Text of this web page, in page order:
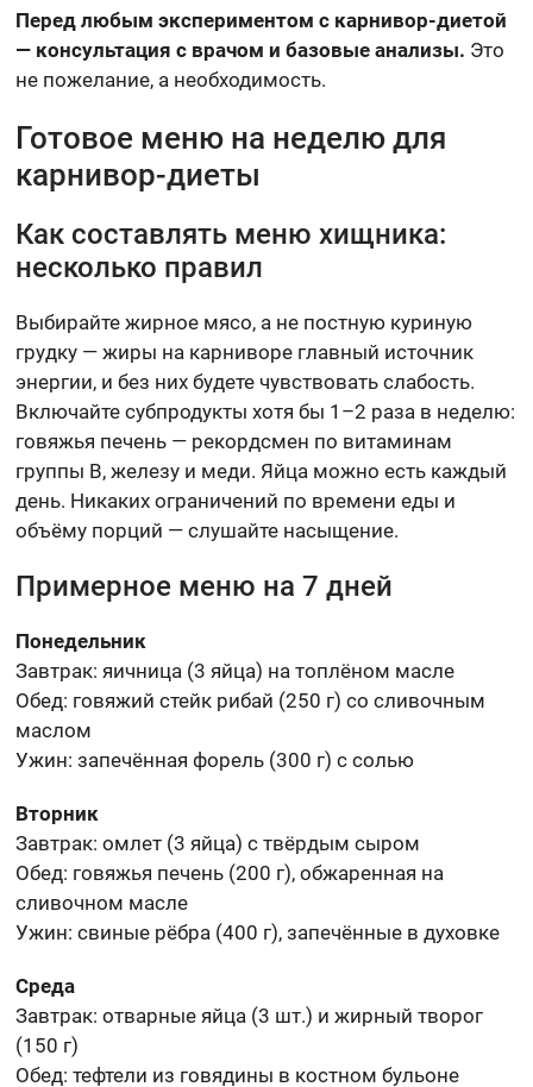
Перед любым экспериментом с карнивор-диетой
— консультация с врачом и базовые анализы. Это
не пожелание, а необходимость.
Готовое меню на неделю для
карнивор-диеты
Как составлять меню хищника:
несколько правил
Выбирайте жирное мясо, а не постную куриную
грудку — жиры на карниворе главный источник
энергии, и без них будете чувствовать слабость.
Включайте субпродукты хотя бы 1–2 раза в неделю:
говяжья печень — рекордсмен по витаминам
группы B, железу и меди. Яйца можно есть каждый
день. Никаких ограничений по времени еды и
объёму порций — слушайте насыщение.
Примерное меню на 7 дней
Понедельник
Завтрак: яичница (3 яйца) на топлёном масле
Обед: говяжий стейк рибай (250 г) со сливочным
маслом
Ужин: запечённая форель (300 г) с солью
Вторник
Завтрак: омлет (3 яйца) с твёрдым сыром
Обед: говяжья печень (200 г), обжаренная на
сливочном масле
Ужин: свиные рёбра (400 г), запечённые в духовке
Среда
Завтрак: отварные яйца (3 шт.) и жирный творог
(150 г)
Обед: тефтели из говядины в костном бульоне